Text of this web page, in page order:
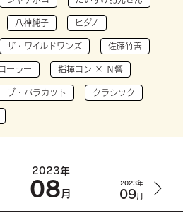
八神純子 ヒダノ
ザ・ワイルドワンズ 佐藤竹善
ーラー 指揮コン × Ｎ響
ブ・バラカット クラシック
2023年
08月
2023年
09月